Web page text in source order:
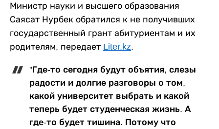
Министр науки и высшего образования
Саясат Нурбек обратился к не получивших
государственный грант абитуриентам и их
родителям, передает Liter.kz.
"Где-то сегодня будут объятия, слезы
радости и долгие разговоры о том,
какой университет выбрать и какой
теперь будет студенческая жизнь. А
где-то будет тишина. Потому что